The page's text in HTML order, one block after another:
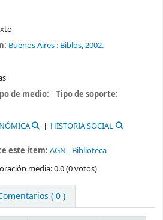
Buenos Aires : Biblos,2002.
de medio:
Tipo de soporte:
HISTORIA SOCIAL
este ítem: AGN - Biblioteca
media: 0.0 (0 votos)
( 0 )